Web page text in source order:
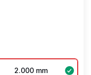
2.000 mm